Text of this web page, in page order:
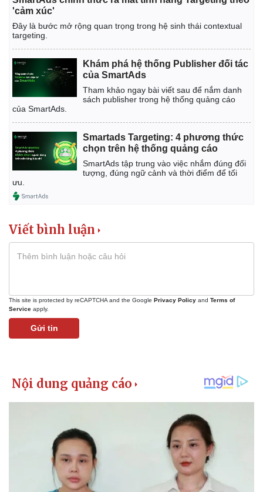
Kinh tế
Thị trường
Giá vàng
'cảm xúc'
Đây là bước mở rộng quan trọng trong hệ sinh thái contextual
targeting.
Khám phá hệ thống Publisher đối tác
của SmartAds
Tham khảo ngay bài viết sau để nắm danh
sách publisher trong hệ thống quảng cáo
của SmartAds.
Smartads Targeting: 4 phương thức
chọn trên hệ thống quảng cáo
SmartAds tập trung vào việc nhắm đúng đối
tượng, đúng ngữ cảnh và thời điểm để tối
ưu.
Viết bình luận
This site is protected by reCAPTCHA and the Google Privacy Policy and Terms of
Service apply.
Gửi tin